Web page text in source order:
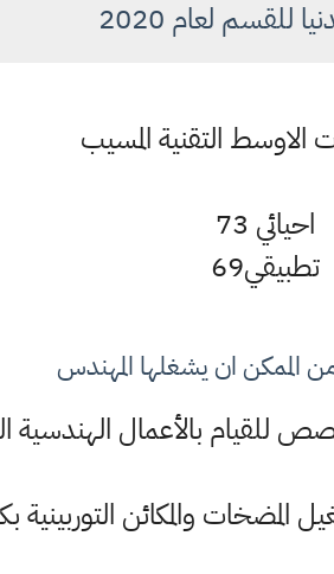
للقسم لعام 2020
الاوسط التقنية المسيب
احيائي 73
تطبيقي69
الممكن ان يشغلها المهندس
للقيام بالأعمال الهندسية